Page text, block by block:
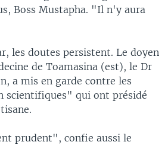
Boss Mustapha. "Il n'y aura
les doutes persistent. Le doyen
de Toamasina (est), le Dr
a mis en garde contre les
scientifiques" qui ont présidé
prudent", confie aussi le